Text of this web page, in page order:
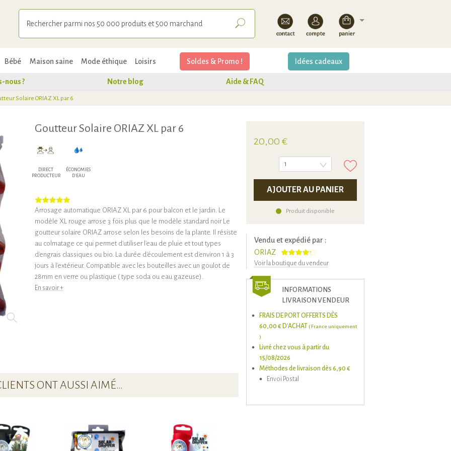
Bébé Maison saine Mode éthique Loisirs Idées cadeaux
Soldes & Promo !
nous ? Notre blog Aide & FAQ
Solaire ORIAZ XL par 6
Goutteur Solaire ORIAZ XL par 6
DIRECT
PRODUCTEUR
ÉCONOMIES
D'EAU
Arrosage automatique ORIAZ XL par 6 pour balcon et le jardin. Le
modèle XL rouge arrose 3 fois plus que le modèle standard noir Le
goutteur solaire ORIAZ arrose selon les besoins de la plante. Il résiste
au colmatage ce qui permet d'utiliser l'eau de pluie et tout types
d'engrais classiques ou bio. La durée d'écoulement est d'environ 1 à 3
jours à l'extérieur. Compatible avec les bouteilles avec un goulot de
28mm en verre ou plastique ( type soda ou eau gazeuse).
En savoir +
20,00 €
1
AJOUTER AU PANIER
Produit disponible
Vendu et expédié par :
ORIAZ
Voir la boutique du vendeur
INFORMATIONS
LIVRAISON VENDEUR
FRAIS DE PORT OFFERTS DÈS
60,00 € D'ACHAT
( France uniquement
)
Livré chez vous à partir du
15/08/2026
Méthodes de livraison dès 6,90 €
Envoi Postal
ONT AUSSI AIMÉ…